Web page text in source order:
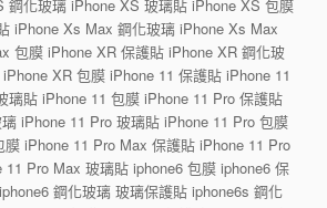
鋼化玻璃 iPhone XS 玻璃貼 iPhone XS 包膜
iPhone Xs Max 鋼化玻璃 iPhone Xs Max
包膜 iPhone XR 保護貼 iPhone XR 鋼化玻
XR 包膜 iPhone 11 保護貼 iPhone 11
璃貼 iPhone 11 包膜 iPhone 11 Pro 保護貼
iPhone 11 Pro 玻璃貼 iPhone 11 Pro 包膜
iPhone 11 Pro Max 保護貼 iPhone 11 Pro
Pro Max 玻璃貼 iphone6 包膜 iphone6 保
鋼化玻璃 玻璃保護貼 iphone6s 鋼化